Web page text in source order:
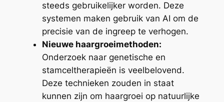
steeds gebruikelijker worden. Deze
systemen maken gebruik van AI om de
precisie van de ingreep te verhogen.
Nieuwe haargroeimethoden:
Onderzoek naar genetische en
stamceltherapieën is veelbelovend.
Deze technieken zouden in staat
kunnen zijn om haargroei op natuurlijke